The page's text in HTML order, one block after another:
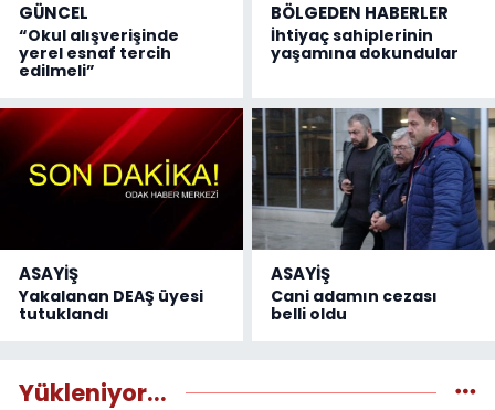
GÜNCEL
“Okul alışverişinde
yerel esnaf tercih
edilmeli”
BÖLGEDEN HABERLER
İhtiyaç sahiplerinin
yaşamına dokundular
ASAYİŞ
Yakalanan DEAŞ üyesi
tutuklandı
ASAYİŞ
Cani adamın cezası
belli oldu
Yükleniyor...